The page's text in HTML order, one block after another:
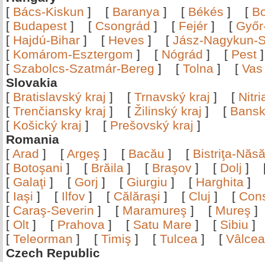
[ Bács-Kiskun ] [ Baranya ] [ Békés ] [
[ Budapest ] [ Csongrád ] [ Fejér ] [
[ Hajdú-Bihar ] [ Heves ] [ Jász-Nagykun-
[ Komárom-Esztergom ] [ Nógrád ] [ Pest
[ Szabolcs-Szatmár-Bereg ] [ Tolna ] [ Vas
Slovakia
[ Bratislavský kraj ] [ Trnavský kraj ] [
[ Trenčiansky kraj ] [ Žilinský kraj ] [
[ Košický kraj ] [ Prešovský kraj ]
Romania
[ Arad ] [ Argeş ] [ Bacău ] [ Bistriţa-
[ Botoşani ] [ Brăila ] [ Braşov ] [ Dolj ]
[ Galaţi ] [ Gorj ] [ Giurgiu ] [ Harghita ]
[ Iaşi ] [ Ilfov ] [ Călăraşi ] [ Cluj ] [
[ Caraş-Severin ] [ Maramureş ] [ Mureş
[ Olt ] [ Prahova ] [ Satu Mare ] [ Sibiu
[ Teleorman ] [ Timiş ] [ Tulcea ] [
Czech Republic